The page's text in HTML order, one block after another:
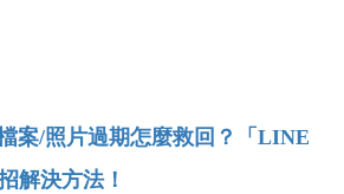
案/照片過期怎麼救回？「LINE
解決方法！